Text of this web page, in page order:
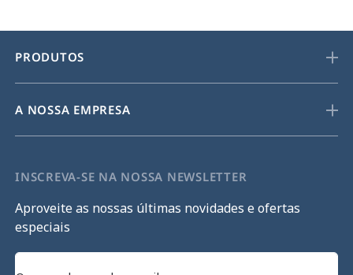
PRODUTOS
A NOSSA EMPRESA
INSCREVA-SE NA NOSSA NEWSLETTER
Aproveite as nossas últimas novidades e ofertas
especiais